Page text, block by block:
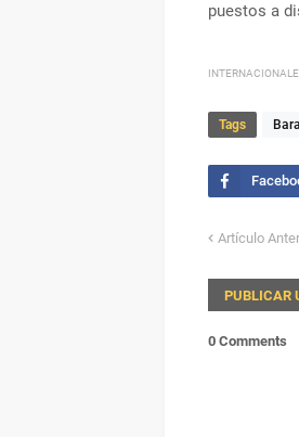
puestos a
Tags
Artículo
PUBLICAR
0 Comments